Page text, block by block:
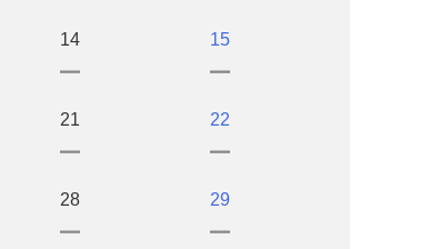
14
ー
15
ー
21
ー
22
ー
28
ー
29
ー